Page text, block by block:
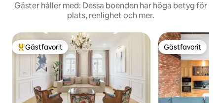
Gäster håller med: Dessa boenden har höga betyg för
plats, renlighet och mer.
Populär gästfavorit
Gästfavorit Gästfavorit
Gästfavorit